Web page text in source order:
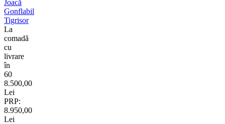
Joacă
Gonflabil
Tigrisor
La
comadã
cu
livrare
în
60
8.500,00
Lei
PRP:
8.950,00
Lei